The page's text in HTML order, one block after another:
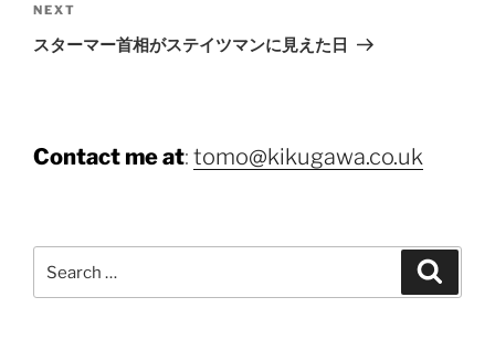
Next
Post
NEXT
スターマー首相がステイツマンに見えた日
Contact me at: tomo@kikugawa.co.uk
for: